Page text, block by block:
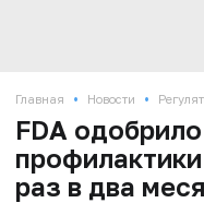
Главная • Новости •
FDA
раз в два